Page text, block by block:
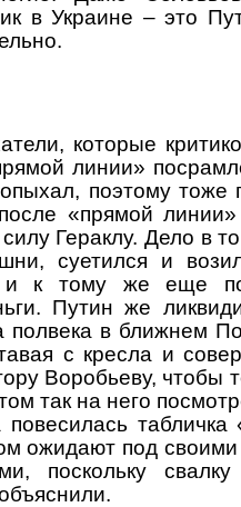
в Украине – это
которые
линии»
поэтому
«прямой
Гераклу. Дело в
суетился и
и к тому же еще
Путин же
в ближнем
с кресла и
Воробьеву, чтобы
так на него
табличка
ожидают под
поскольку